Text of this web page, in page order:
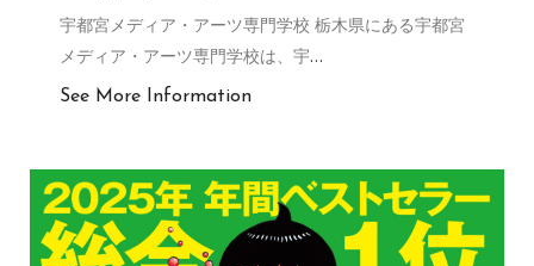
宇都宮メディア・アーツ専門学校 栃木県にある宇都宮
メディア・アーツ専門学校は、宇…
See More Information